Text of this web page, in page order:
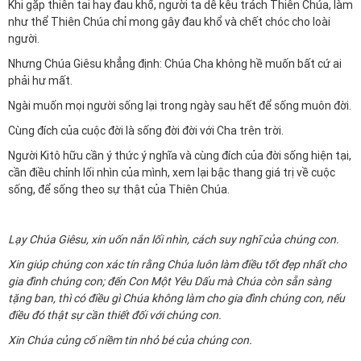
Khi gặp thiên tai hay đau khổ, người ta dễ kêu trách Thiên Chúa, làm
như thể Thiên Chúa chỉ mong gây đau khổ và chết chóc cho loài
người.
Nhưng Chúa Giêsu khẳng định: Chúa Cha không hề muốn bất cứ ai
phải hư mất.
Ngài muốn mọi người sống lại trong ngày sau hết để sống muôn đời.
Cùng đích của cuộc đời là sống đời đời với Cha trên trời.
Người Kitô hữu cần ý thức ý nghĩa và cùng đích của đời sống hiện tại,
cần điều chỉnh lối nhìn của mình, xem lại bậc thang giá trị về cuộc
sống, để sống theo sự thật của Thiên Chúa.
Lạy Chúa Giêsu, xin uốn nắn lối nhìn, cách suy nghĩ của chúng con.
Xin giúp chúng con xác tín rằng Chúa luôn làm điều tốt đẹp nhất cho
gia đình chúng con; đến Con Một Yêu Dấu mà Chúa còn sẵn sàng
tặng ban, thì có điều gì Chúa không làm cho gia đình chúng con, nếu
điều đó thật sự cần thiết đối với chúng con.
Xin Chúa củng cố niềm tin nhỏ bé của chúng con.